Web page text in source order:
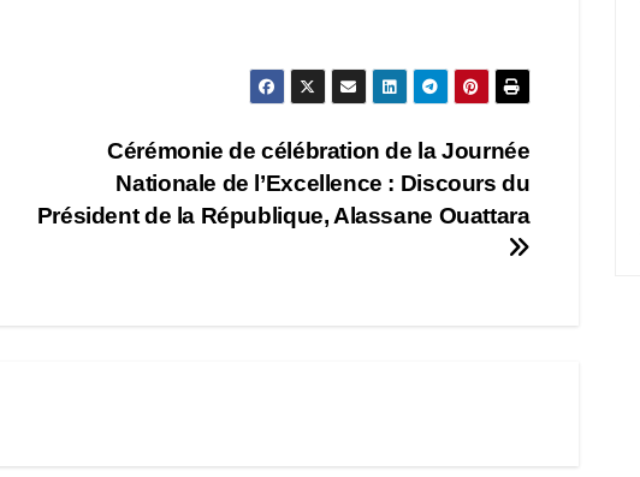
Cérémonie de célébration de la Journée
Nationale de l’Excellence : Discours du
Président de la République, Alassane Ouattara